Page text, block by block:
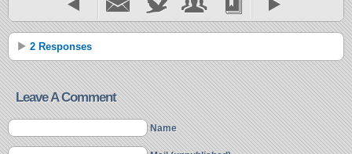
2 Responses
Leave A Comment
Name